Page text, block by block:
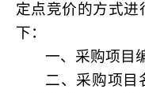
定点竞价的方式进
下：
一、采购项目
二、采购项目